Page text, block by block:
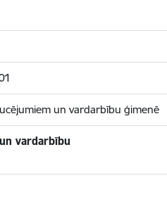
un vardarbību ģimenē
vardarbību